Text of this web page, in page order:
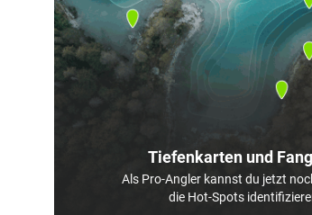
Tiefenkarten und
Als Pro-Angler kannst du jetzt
die Hot-Spots